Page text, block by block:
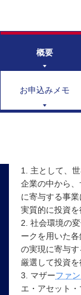
概要
お申込みメモ
1. 主として、
企業の中から
に寄与する事
実質的に投資を
2. 社会環境の
ークを用いた
の実現に寄与
厳選して投資を
3. マザーファ
エ・アセット